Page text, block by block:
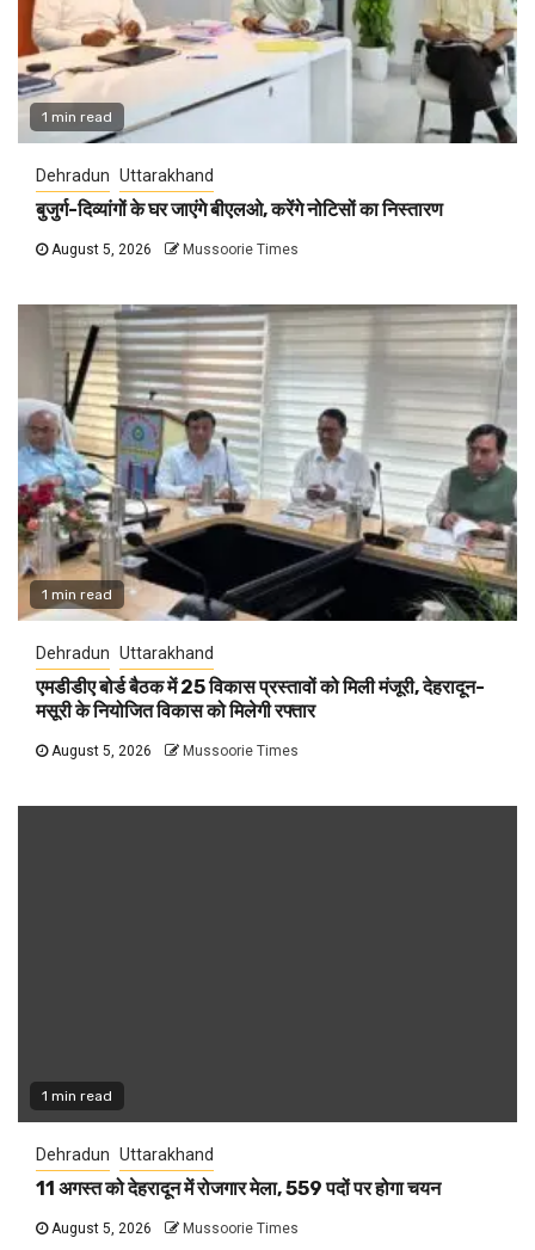
1 min read
Dehradun Uttarakhand
बुजुर्ग-दिव्यांगों के घर जाएंगे बीएलओ, करेंगे नोटिसों का निस्तारण
August 5, 2026 Mussoorie Times
1 min read
Dehradun Uttarakhand
एमडीडीए बोर्ड बैठक में 25 विकास प्रस्तावों को मिली मंजूरी, देहरादून-
मसूरी के नियोजित विकास को मिलेगी रफ्तार
August 5, 2026 Mussoorie Times
1 min read
Dehradun Uttarakhand
11 अगस्त को देहरादून में रोजगार मेला, 559 पदों पर होगा चयन
August 5, 2026 Mussoorie Times